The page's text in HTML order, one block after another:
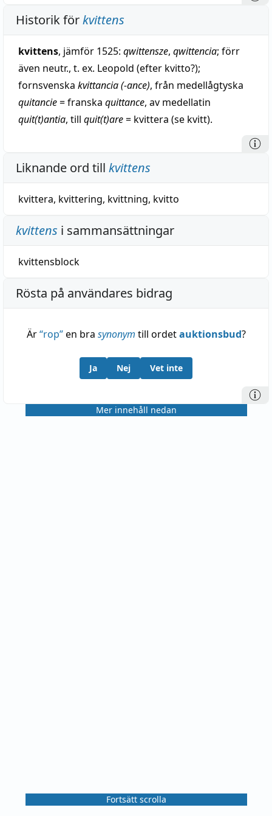
Historik förkvittens
kvittens, jämför 1525: qwittensze, qwittencia; förr
även neutr., t. ex. Leopold (efter kvitto?);
fornsvenska kvittancia (-ance), från medellågtyska
quitancie= franska quittance, av medellatin
quit(t)antia, till quit(t)are= kvittera (se kvitt).
Liknande ord till kvittens
kvittera, kvittering, kvittning, kvitto
kvittens i sammansättningar
kvittensblock
Rösta på användares bidrag
Är“rop”en bra synonym till ordetauktionsbud?
Ja Nej Vet inte
Mer innehåll nedan
Fortsätt scrolla